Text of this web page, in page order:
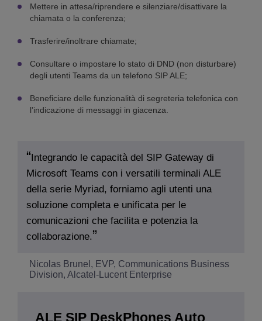
Mettere in attesa/riprendere e silenziare/disattivare la
chiamata o la conferenza;
Trasferire/inoltrare chiamate;
Consultare o impostare lo stato di DND (non disturbare)
degli utenti Teams da un telefono SIP ALE;
Beneficiare delle funzionalità di segreteria telefonica con
l’indicazione di messaggi in giacenza.
Integrando le capacità del SIP Gateway di
Microsoft Teams con i versatili terminali ALE
della serie Myriad, forniamo agli utenti una
soluzione completa e unificata per le
comunicazioni che facilita e potenzia la
collaborazione.
Nicolas Brunel, EVP, Communications Business
Division, Alcatel-Lucent Enterprise
ALE SIP DeskPhones Auto